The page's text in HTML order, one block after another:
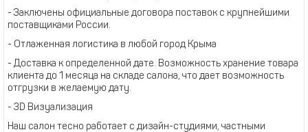
- Заключены официальные договора поставок с крупнейшими
поставщиками России.
- Отлаженная логистика в любой город Крыма
- Доставка к определенной дате. Возможность хранение товара
клиента до 1 месяца на складе салона, что дает возможность
отгрузки в желаемую дату.
- 3D Визуализация
Наш салон тесно работает с дизайн-студиями, частными